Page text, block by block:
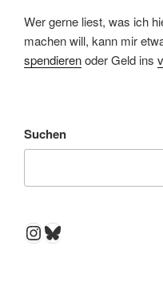
Wer gerne liest, was ich
machen will, kann mir
spendierenoder Geld ins
Suchen
Instagram
Bluesky